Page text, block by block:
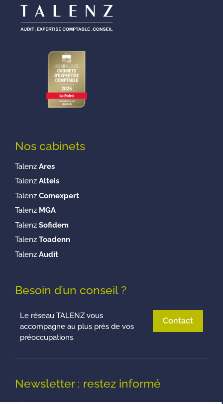
Nos cabinets
Talenz Ares
Talenz Alteis
Talenz Comexpert
Talenz MGA
Talenz Sofidem
Talenz Toadenn
Talenz Audit
Besoin d’un conseil ?
Le réseau TALENZ vous
accompagne au plus près de vos
préoccupations.
Contact
Newsletter : restez informé